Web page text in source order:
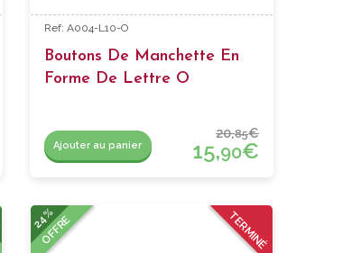
Ref: A004-L10-O
Boutons De Manchette En
Forme De Lettre O
Ajouter au panier
20,85€
15,90€
TERMINÉ
24%
OFFRE